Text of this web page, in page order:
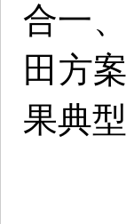
合一
田方
果典